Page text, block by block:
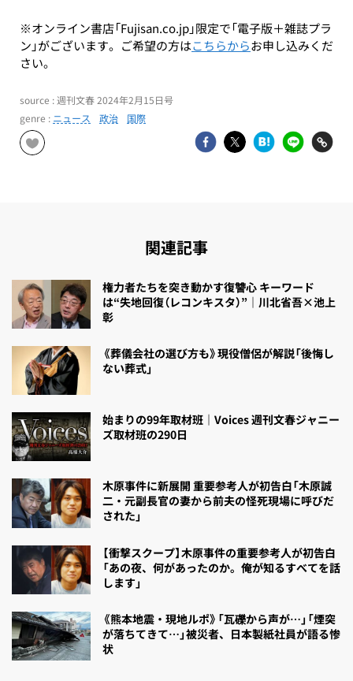
※オンライン書店「Fujisan.co.jp」限定で「電子版＋雑誌プラ
ン」がございます。ご希望の方はこちらからお申し込みくだ
さい。
source : 週刊文春 2024年2月15日号
genre : ニュース 政治 国際
関連記事
権力者たちを突き動かす復讐心 キーワード
は“失地回復（レコンキスタ）”｜川北省吾×池上
彰
《葬儀会社の選び方も》現役僧侶が解説「後悔し
ない葬式」
始まりの99年取材班｜Voices 週刊文春ジャニー
ズ取材班の290日
木原事件に新展開 重要参考人が初告白「木原誠
二・元副長官の妻から前夫の怪死現場に呼びだ
された」
【衝撃スクープ】木原事件の重要参考人が初告白
「あの夜、何があったのか。俺が知るすべてを話
します」
《熊本地震・現地ルポ》「瓦礫から声が…」「煙突
が落ちてきて…」被災者、日本製紙社員が語る惨
状